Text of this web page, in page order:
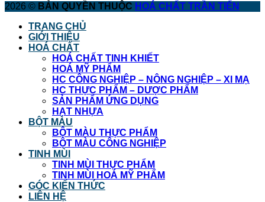
2026 © BẢN QUYỀN THUỘC HOÁ CHẤT TRẦN TIẾN
TRANG CHỦ
GIỚI THIỆU
HOÁ CHẤT
HOÁ CHẤT TINH KHIẾT
HOÁ MỸ PHẨM
HC CÔNG NGHIỆP – NÔNG NGHIỆP – XI MẠ
HC THỰC PHẨM – DƯỢC PHẨM
SẢN PHẨM ỨNG DỤNG
HẠT NHỰA
BỘT MÀU
BỘT MÀU THỰC PHẨM
BỘT MÀU CÔNG NGHIỆP
TINH MÙI
TINH MÙI THỰC PHẨM
TINH MÙI HOÁ MỸ PHẨM
GÓC KIẾN THỨC
LIÊN HỆ